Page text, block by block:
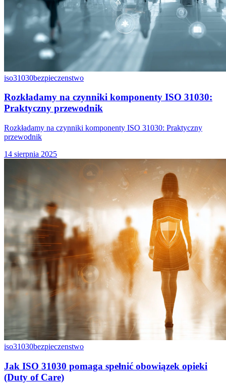
iso31030bezpieczenstwo
Rozkładamy na czynniki komponenty ISO 31030:
Praktyczny przewodnik
Rozkładamy na czynniki komponenty ISO 31030: Praktyczny
przewodnik
14 sierpnia 2025
iso31030bezpieczenstwo
Jak ISO 31030 pomaga spełnić obowiązek opieki
(Duty of Care)